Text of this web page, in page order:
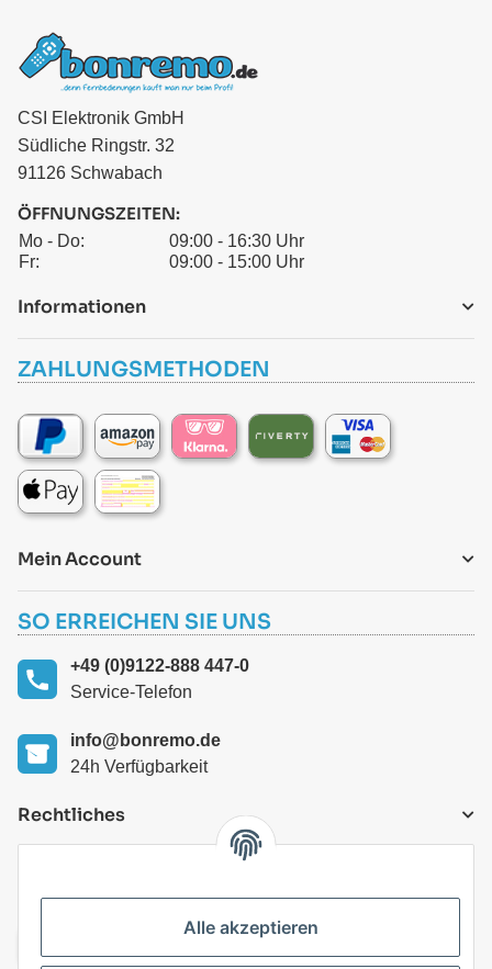
CSI Elektronik GmbH
Südliche Ringstr. 32
91126 Schwabach
ÖFFNUNGSZEITEN:
Mo - Do:
09:00 - 16:30 Uhr
Fr:
09:00 - 15:00 Uhr
Informationen
ZAHLUNGSMETHODEN
Mein Account
SO ERREICHEN SIE UNS
+49 (0)9122-888 447-0
Service-Telefon
info@bonremo.de
24h Verfügbarkeit
Rechtliches
Alle akzeptieren